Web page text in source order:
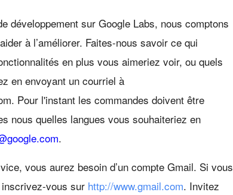
développement sur Google Labs, nous comptons
à l’améliorer. Faites-nous savoir ce qui
en plus vous aimeriez voir, ou quels
en envoyant un courriel à
Pour l'instant les commandes doivent être
nous quelles langues vous souhaiteriez en
.
vous aurez besoin d’un compte Gmail. Si vous
inscrivez-vous sur http://www.gmail.com. Invitez